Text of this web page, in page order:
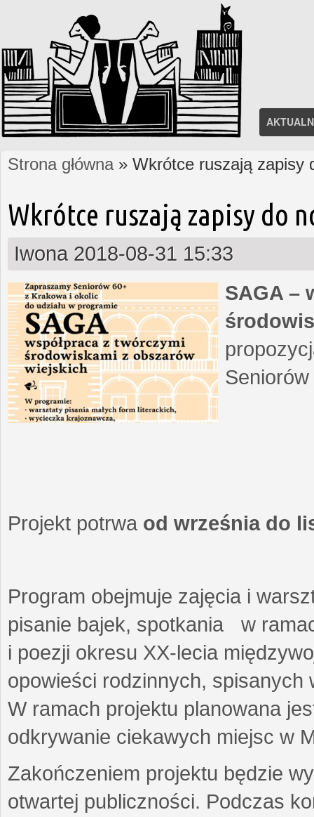
Jesteś tutaj
Strona główna» Wkrótce ruszają zapisy
Wkrótce ruszają zapisy do
Iwona 2018-08-31 15:33
SAGA –
Projekt potrwa od września do
Program obejmuje zajęcia i
pisanie bajek, spotkania w
i poezji okresu XX-lecia
opowieści rodzinnych,
W ramach projektu planowana
odkrywanie ciekawych miejsc w
Zakończeniem projektu będzie
otwartej publiczności. Podczas